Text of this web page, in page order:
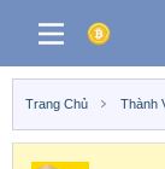
Trang Chủ Thành